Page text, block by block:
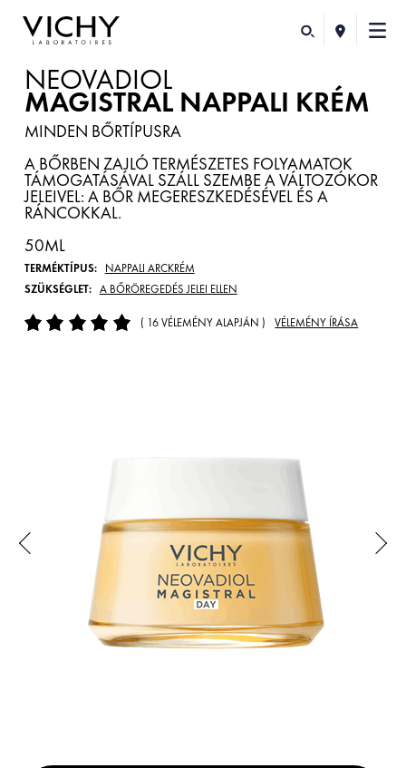
NEOVADIOL
MAGISTRAL NAPPALI KRÉM
MINDEN BŐRTÍPUSRA
A BŐRBEN ZAJLÓ TERMÉSZETES FOLYAMATOK
TÁMOGATÁSÁVAL SZÁLL SZEMBE A VÁLTOZÓKOR
JELEIVEL: A BŐR MEGERESZKEDÉSÉVEL ÉS A
RÁNCOKKAL.
50ML
TERMÉKTÍPUS:
NAPPALI ARCKRÉM
SZÜKSÉGLET: A BŐRÖREGEDÉS JELEI ELLEN
( 16 VÉLEMÉNY ALAPJÁN ) VÉLEMÉNY ÍRÁSA